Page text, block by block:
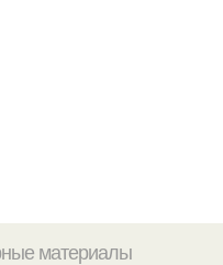
материалы